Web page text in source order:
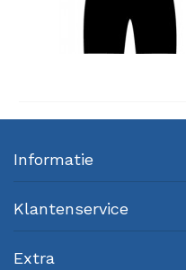
Informatie
Klantenservice
Extra